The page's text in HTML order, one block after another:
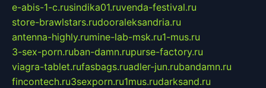
e-abis-1-c.rusindika01.ruvenda-festival.ru
store-brawlstars.rudooraleksandria.ru
antenna-highly.rumine-lab-msk.ru1-mus.ru
3-sex-porn.ruban-damn.rupurse-factory.ru
viagra-tablet.rufasbags.ruadler-jun.rubandamn.ru
fincontech.ru3sexporn.ru1mus.rudarksand.ru